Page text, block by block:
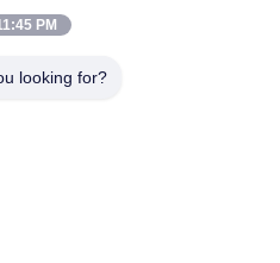
Magnetoelectricity Technology
voorbehouden.
PM
looking for?